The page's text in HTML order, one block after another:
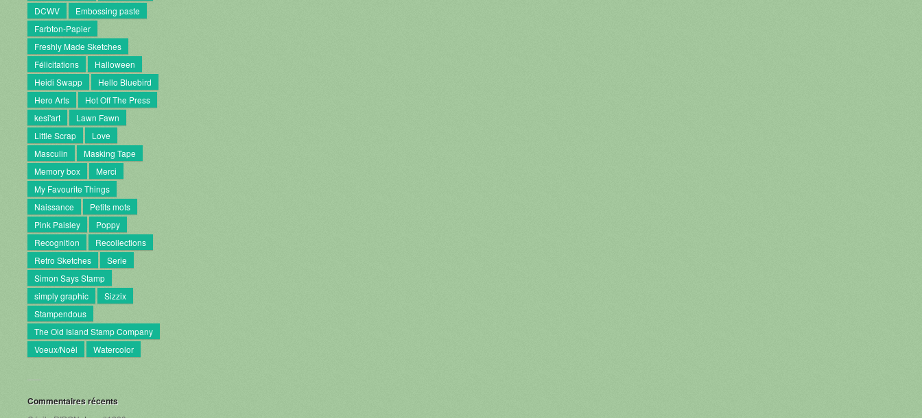
DCWV
Embossing paste
Farbton-Papier
Freshly Made Sketches
Félicitations
Halloween
Heidi Swapp
Hello Bluebird
Hero Arts
Hot Off The Press
kesi'art
Lawn Fawn
Little Scrap
Love
Masculin
Masking Tape
Memory box
Merci
My Favourite Things
Naissance
Petits mots
Pink Paisley
Poppy
Recognition
Recollections
Retro Sketches
Serie
Simon Says Stamp
simply graphic
Sizzix
Stampendous
The Old Island Stamp Company
Voeux/Noël
Watercolor
Commentaires récents